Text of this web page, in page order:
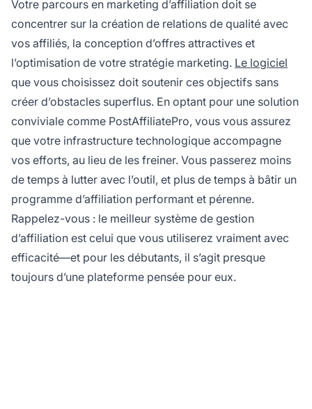
Votre parcours en marketing d’affiliation doit se
concentrer sur la création de relations de qualité avec
vos affiliés, la conception d’offres attractives et
l’optimisation de votre stratégie marketing. Le logiciel
que vous choisissez doit soutenir ces objectifs sans
créer d’obstacles superflus. En optant pour une solution
conviviale comme PostAffiliatePro, vous vous assurez
que votre infrastructure technologique accompagne
vos efforts, au lieu de les freiner. Vous passerez moins
de temps à lutter avec l’outil, et plus de temps à bâtir un
programme d’affiliation performant et pérenne.
Rappelez-vous : le meilleur système de gestion
d’affiliation est celui que vous utiliserez vraiment avec
efficacité—et pour les débutants, il s’agit presque
toujours d’une plateforme pensée pour eux.